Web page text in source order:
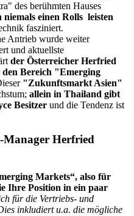
des berühmten Hauses
niemals einen Rolls leisten
fasziniert.
Antrieb wurde weiter
und aktuellste
der Österreicher Herfried
Bereich "Emerging
"Zukunftsmarkt Asien"
allein in Thailand gibt
Besitzer und die Tendenz ist
Herfried
Markets“, also für
Ihre Position in ein paar
für die Vertriebs- und
inkludiert u.a. die mögliche